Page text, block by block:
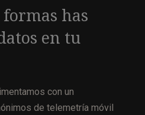
formas has
en tu
con un
de telemetría móvil